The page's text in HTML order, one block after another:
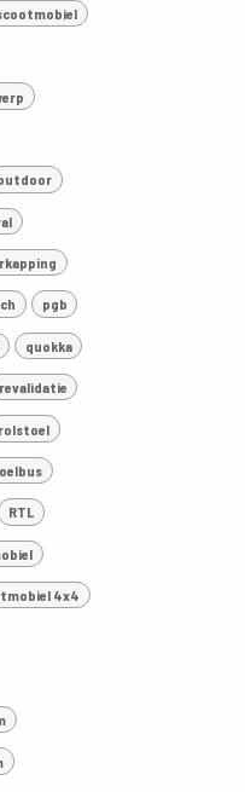
pgb
quokka
revalidatie
rolstoel
RTL
4x4